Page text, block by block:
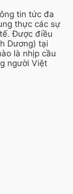
tin tức đa
thực các sự
Được điều
Dương) tại
là nhịp cầu
người Việt